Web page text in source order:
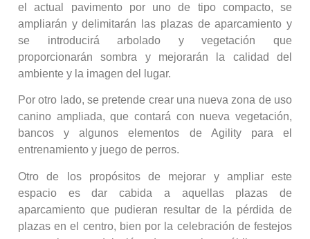
el actual pavimento por uno de tipo compacto, se
ampliarán y delimitarán las plazas de aparcamiento y
se introducirá arbolado y vegetación que
proporcionarán sombra y mejorarán la calidad del
ambiente y la imagen del lugar.
Por otro lado, se pretende crear una nueva zona de uso
canino ampliada, que contará con nueva vegetación,
bancos y algunos elementos de Agility para el
entrenamiento y juego de perros.
Otro de los propósitos de mejorar y ampliar este
espacio es dar cabida a aquellas plazas de
aparcamiento que pudieran resultar de la pérdida de
plazas en el centro, bien por la celebración de festejos